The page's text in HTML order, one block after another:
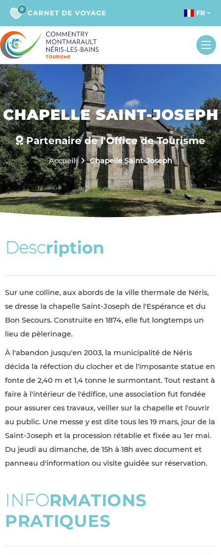
0 CARNET DE VOYAGE FR
CHAPELLE SAINT-JOSEPH
Partenaire de l'Office de Tourisme
Accueil Chapelle Saint-Joseph
Description
Sur une colline, aux abords de la ville thermale de Néris,
se dresse la chapelle Saint-Joseph de l'Espérance et du
Bon Secours. Construite en 1874, elle fut longtemps un
lieu de pèlerinage.
À l'abandon jusqu'en 2003, la municipalité de Néris
décida la réfection du clocher et de l'imposante statue en
fonte de 2,40 m et 1,4 tonne le surmontant. Tout restant à
faire à l'intérieur de l'édifice, une association fut fondée
pour assurer ces travaux, veiller sur la chapelle et l'ouvrir
au public. Une messe y est dite tous les 19 mars, jour de la
Saint-Joseph et la procession rétablie et fixée au 1er mai.
Du jeudi au dimanche, de 15h à 18h avec document et
panneau d'information ou visite guidée sur réservation.
INFORMATIONS
PRATIQUES